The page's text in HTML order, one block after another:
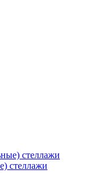
стеллажи
стеллажи